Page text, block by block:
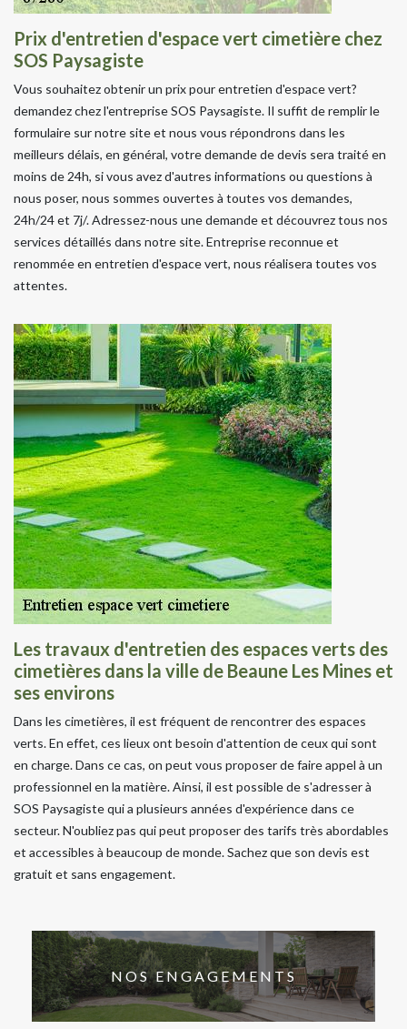
Prix d'entretien d'espace vert cimetière chez
SOS Paysagiste
Vous souhaitez obtenir un prix pour entretien d'espace vert?
demandez chez l'entreprise SOS Paysagiste. Il suffit de remplir le
formulaire sur notre site et nous vous répondrons dans les
meilleurs délais, en général, votre demande de devis sera traité en
moins de 24h, si vous avez d'autres informations ou questions à
nous poser, nous sommes ouvertes à toutes vos demandes,
24h/24 et 7j/. Adressez-nous une demande et découvrez tous nos
services détaillés dans notre site. Entreprise reconnue et
renommée en entretien d'espace vert, nous réalisera toutes vos
attentes.
Les travaux d'entretien des espaces verts des
cimetières dans la ville de Beaune Les Mines et
ses environs
Dans les cimetières, il est fréquent de rencontrer des espaces
verts. En effet, ces lieux ont besoin d'attention de ceux qui sont
en charge. Dans ce cas, on peut vous proposer de faire appel à un
professionnel en la matière. Ainsi, il est possible de s'adresser à
SOS Paysagiste qui a plusieurs années d'expérience dans ce
secteur. N'oubliez pas qui peut proposer des tarifs très abordables
et accessibles à beaucoup de monde. Sachez que son devis est
gratuit et sans engagement.
NOS ENGAGEMENTS